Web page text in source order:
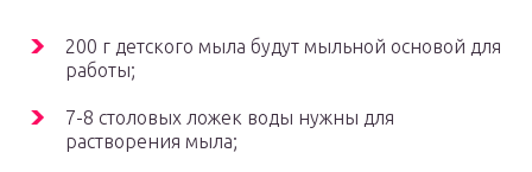
200 г детского мыла будут мыльной основой для
работы;
7-8 столовых ложек воды нужны для
растворения мыла;